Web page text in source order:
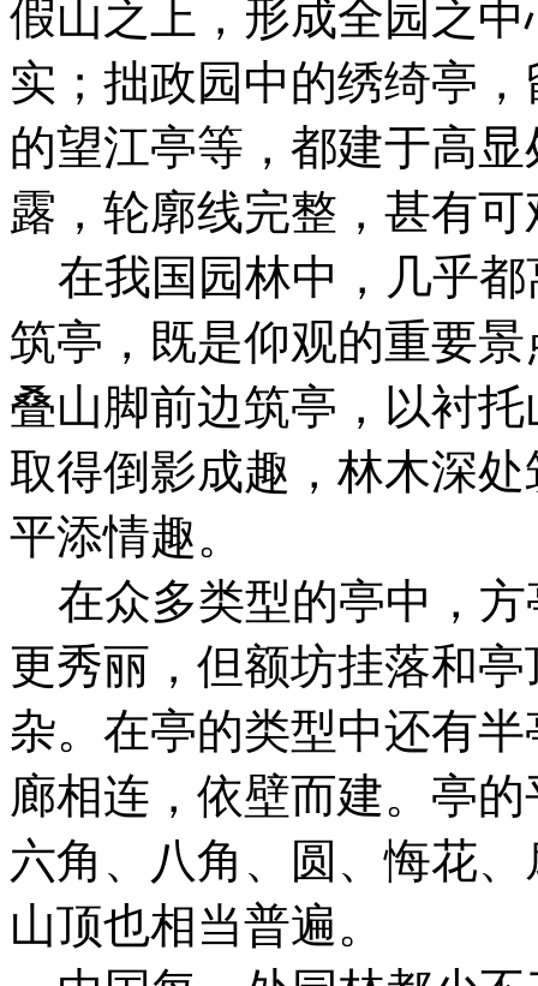
假山之上，形成全园之
实；拙政园中的绣绮亭
的望江亭等，都建于高
露，轮廓线完整，甚有
在我国园林中，几乎都
筑亭，既是仰观的重要
叠山脚前边筑亭，以衬
取得倒影成趣，林木深
平添情趣。
在众多类型的亭中，方
更秀丽，但额坊挂落和
杂。在亭的类型中还有
廊相连，依壁而建。亭
六角、八角、圆、悔花
山顶也相当普遍。